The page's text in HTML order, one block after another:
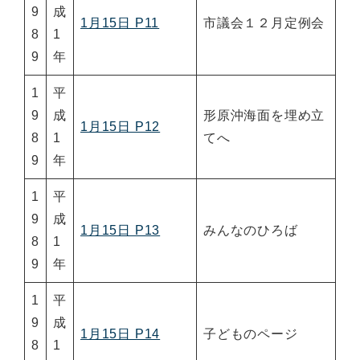
9
8
9
成
1
年
1月15日 P11 市議会１２月定例会
1
9
8
9
平
成
1
年
1月15日 P12
形原沖海面を埋め立
てへ
1
9
8
9
平
成
1
年
1月15日 P13 みんなのひろば
1
9
8
平
成
1
1月15日 P14 子どものページ